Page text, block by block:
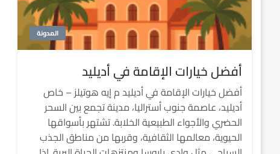
المدونة
أفضل خيارات الإقامة في أديليد
أفضل خيارات الإقامة في أديليد م إيه هوتيلز – خاص
أديليد، عاصمة جنوب أستراليا، مدينة تجمع بين السحر
الحضري والأجواء الطبيعية الخلابة. تشتهر بأسواقها
الحيوية، معالمها الثقافية، وقربها من مناطق الجذب